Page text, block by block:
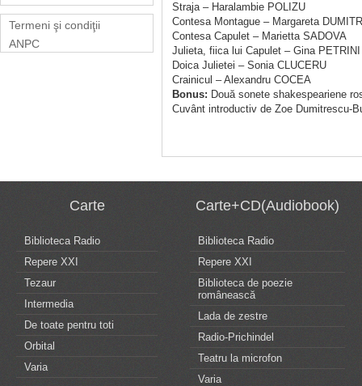
Termeni şi condiţii
ANPC
Straja – Haralambie POLIZU
Contesa Montague – Margareta
Contesa Capulet – Marietta SADOVA
Julieta, fiica lui Capulet – Gina PETRINI
Doica Julietei – Sonia CLUCERU
Crainicul – Alexandru COCEA
Bonus: Două sonete shakespeariene
Cuvânt introductiv de Zoe Dumitrescu-
Carte
Biblioteca Radio
Repere XXI
Tezaur
Intermedia
De toate pentru toti
Orbital
Varia
Carte+CD(Audiobook)
Biblioteca Radio
Repere XXI
Biblioteca de poezie
românească
Lada de zestre
Radio-Prichindel
Teatru la microfon
Varia